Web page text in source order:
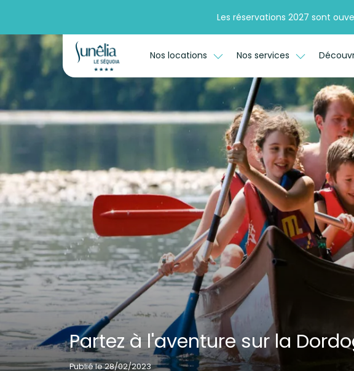
Les réservations 2027 sont
Nos locations Nos services
Partez à l'aventure sur la
Publié le 28/02/2023